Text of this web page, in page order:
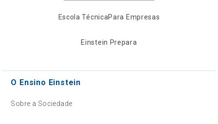
Escola TécnicaPara Empresas
Einstein Prepara
O Ensino Einstein
Sobre a Sociedade